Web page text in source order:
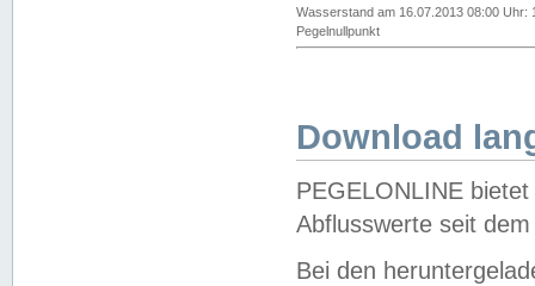
Wasserstand am 16.07.2013 08:00 Uhr:
Pegelnullpunkt
Download
PEGELONLINE
Abflusswerte seit
Bei den